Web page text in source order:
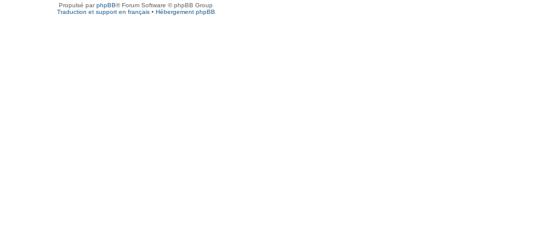
Propulsé parphpBB® Forum Software © phpBB Group
Traduction et support en français• Hébergement phpBB